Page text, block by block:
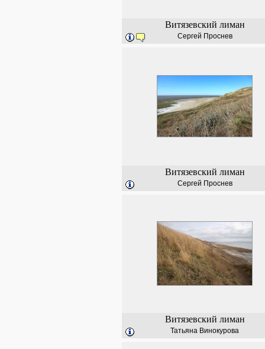
Витязевский лиман
Сергей Проснев
Витязевский лиман
Сергей Проснев
Витязевский лиман
Татьяна Винокурова